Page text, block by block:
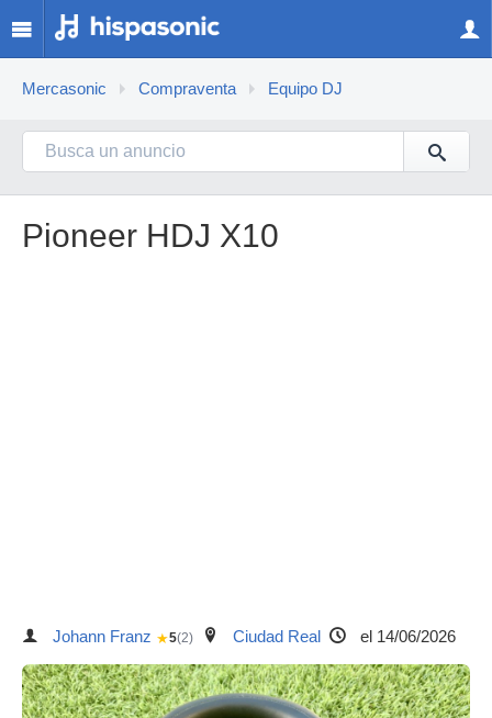
Mercasonic Compraventa Equipo DJ
Pioneer HDJ X10
Johann Franz ★5(2) Ciudad Real el 14/06/2026